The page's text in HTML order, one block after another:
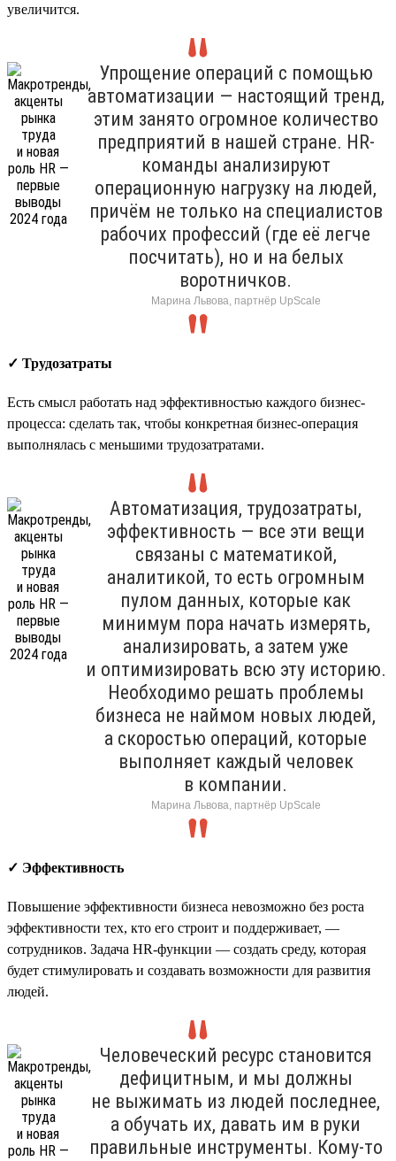
увеличится.
Упрощение операций с помощью
автоматизации — настоящий тренд,
этим занято огромное количество
предприятий в нашей стране. HR-
команды анализируют
операционную нагрузку на людей,
причём не только на специалистов
рабочих профессий (где её легче
посчитать), но и на белых
воротничков.
Марина Львова, партнёр UpScale
✓ Трудозатраты
Есть смысл работать над эффективностью каждого бизнес-
процесса: сделать так, чтобы конкретная бизнес-операция
выполнялась с меньшими трудозатратами.
Автоматизация, трудозатраты,
эффективность — все эти вещи
связаны с математикой,
аналитикой, то есть огромным
пулом данных, которые как
минимум пора начать измерять,
анализировать, а затем уже
и оптимизировать всю эту историю.
Необходимо решать проблемы
бизнеса не наймом новых людей,
а скоростью операций, которые
выполняет каждый человек
в компании.
Марина Львова, партнёр UpScale
✓ Эффективность
Повышение эффективности бизнеса невозможно без роста
эффективности тех, кто его строит и поддерживает, —
сотрудников. Задача HR-функции — создать среду, которая
будет стимулировать и создавать возможности для развития
людей.
Человеческий ресурс становится
дефицитным, и мы должны
не выжимать из людей последнее,
а обучать их, давать им в руки
правильные инструменты. Кому-то